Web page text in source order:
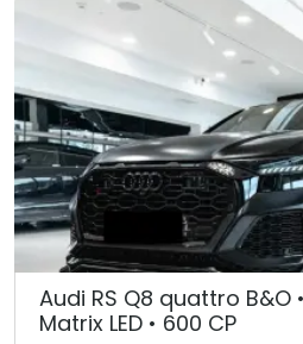
Audi RS Q8 quattro B&O
Matrix LED • 600 CP